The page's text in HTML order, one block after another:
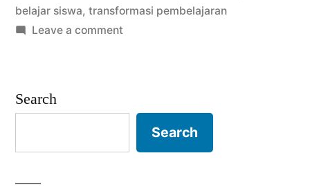
belajar siswa, transformasi pembelajaran
Leave a commenton
Akibat
Search
Search